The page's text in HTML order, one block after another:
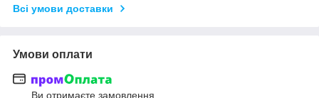
Всі умови доставки
Умови оплати
Ви отримаєте замовлення